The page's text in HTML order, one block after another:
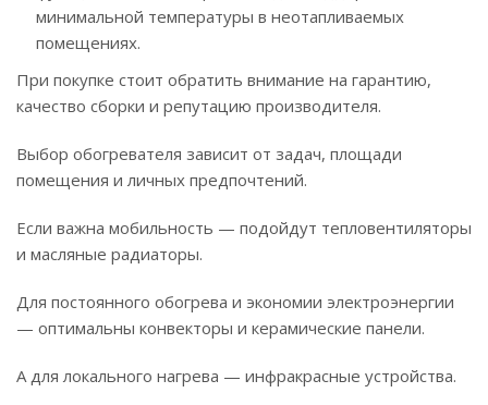
минимальной температуры в неотапливаемых
помещениях.
При покупке стоит обратить внимание на гарантию,
качество сборки и репутацию производителя.
Выбор обогревателя зависит от задач, площади
помещения и личных предпочтений.
Если важна мобильность — подойдут тепловентиляторы
и масляные радиаторы.
Для постоянного обогрева и экономии электроэнергии
— оптимальны конвекторы и керамические панели.
А для локального нагрева — инфракрасные устройства.